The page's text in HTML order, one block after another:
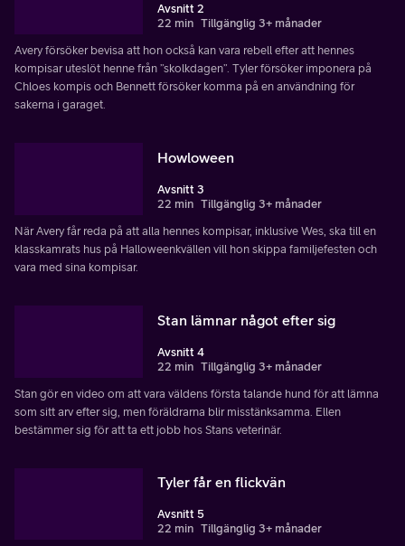
Avsnitt 2
22 min Tillgänglig 3+ månader
Avery försöker bevisa att hon också kan vara rebell efter att hennes
kompisar uteslöt henne från ”skolkdagen”. Tyler försöker imponera på
Chloes kompis och Bennett försöker komma på en användning för
sakerna i garaget.
Howloween
Avsnitt 3
22 min Tillgänglig 3+ månader
När Avery får reda på att alla hennes kompisar, inklusive Wes, ska till en
klasskamrats hus på Halloweenkvällen vill hon skippa familjefesten och
vara med sina kompisar.
Stan lämnar något efter sig
Avsnitt 4
22 min Tillgänglig 3+ månader
Stan gör en video om att vara väldens första talande hund för att lämna
som sitt arv efter sig, men föräldrarna blir misstänksamma. Ellen
bestämmer sig för att ta ett jobb hos Stans veterinär.
Tyler får en flickvän
Avsnitt 5
22 min Tillgänglig 3+ månader